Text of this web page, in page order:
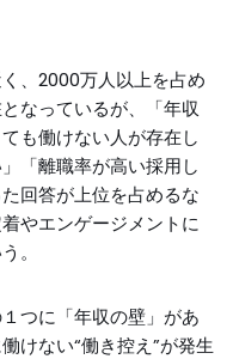
、2000万人以上を占め
なっているが、「年収
も働けない人が存在し
「離職率が高い採用し
回答が上位を占めるな
やエンゲージメントに
。
つに「年収の壁」があ
けない“働き控え”が発生